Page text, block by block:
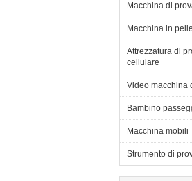
Macchina di
Macchina in pelle
Attrezzatura di
cellulare
Video macchina
Bambino
Macchina mobili
Strumento di